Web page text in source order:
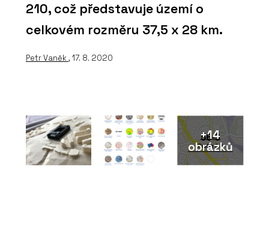
210, což představuje území o
celkovém rozměru 37,5 x 28 km.
Petr Vaněk , 17. 8. 2020
+14
obrázků